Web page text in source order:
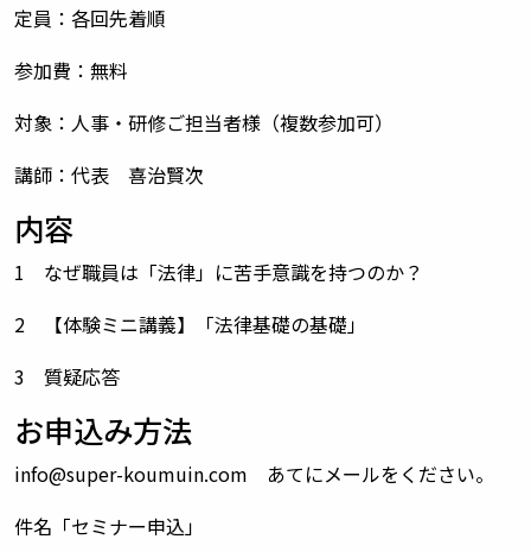
定員：各回先着順
参加費：無料
対象：人事・研修ご担当者様（複数参加可）
講師：代表 喜治賢次
内容
1 なぜ職員は「法律」に苦手意識を持つのか？
2 【体験ミニ講義】「法律基礎の基礎」
3 質疑応答
お申込み方法
info@super-koumuin.com あてにメールをください。
件名「セミナー申込」